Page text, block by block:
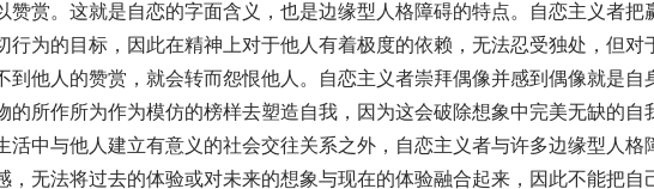
赞赏。这就是自恋的字面含义，也是边缘型人格障碍的特点。自恋主义者把
行为的目标，因此在精神上对于他人有着极度的依赖，无法忍受独处，但对
到他人的赞赏，就会转而怨恨他人。自恋主义者崇拜偶像并感到偶像就是自
的所作所为作为模仿的榜样去塑造自我，因为这会破除想象中完美无缺的自
活中与他人建立有意义的社会交往关系之外，自恋主义者与许多边缘型人格
，无法将过去的体验或对未来的想象与现在的体验融合起来，因此不能把自